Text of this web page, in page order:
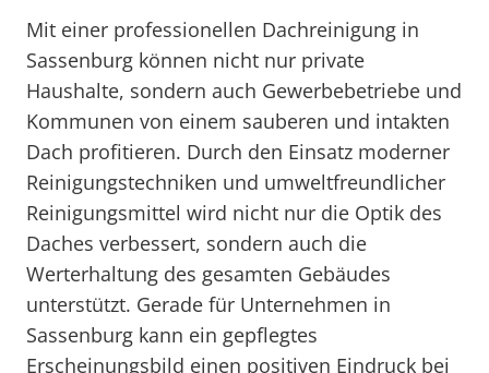
Mit einer professionellen Dachreinigung in
Sassenburg können nicht nur private
Haushalte, sondern auch Gewerbebetriebe und
Kommunen von einem sauberen und intakten
Dach profitieren. Durch den Einsatz moderner
Reinigungstechniken und umweltfreundlicher
Reinigungsmittel wird nicht nur die Optik des
Daches verbessert, sondern auch die
Werterhaltung des gesamten Gebäudes
unterstützt. Gerade für Unternehmen in
Sassenburg kann ein gepflegtes
Erscheinungsbild einen positiven Eindruck bei